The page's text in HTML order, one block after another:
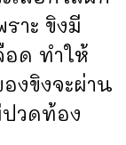
าะ ขิงมี
ด ทำให้
งขิงจะผ่าน
วดท้อง